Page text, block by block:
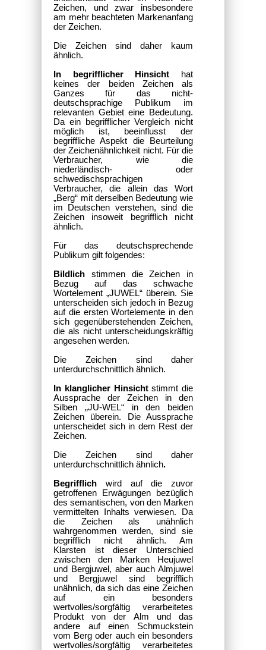
Zeichen, und zwar insbesondere
am mehr beachteten Markenanfang
der Zeichen.
Die Zeichen sind daher kaum
ähnlich.
In begrifflicher Hinsicht hat
keines der beiden Zeichen als
Ganzes für das nicht-
deutschsprachige Publikum im
relevanten Gebiet eine Bedeutung.
Da ein begrifflicher Vergleich nicht
möglich ist, beeinflusst der
begriffliche Aspekt die Beurteilung
der Zeichenähnlichkeit nicht. Für die
Verbraucher, wie die
niederländisch- oder
schwedischsprachigen
Verbraucher, die allein das Wort
„Berg“ mit derselben Bedeutung wie
im Deutschen verstehen, sind die
Zeichen insoweit begrifflich nicht
ähnlich.
Für das deutschsprechende
Publikum gilt folgendes:
Bildlich stimmen die Zeichen in
Bezug auf das schwache
Wortelement „JUWEL“ überein. Sie
unterscheiden sich jedoch in Bezug
auf die ersten Wortelemente in den
sich gegenüberstehenden Zeichen,
die als nicht unterscheidungskräftig
angesehen werden.
Die Zeichen sind daher
unterdurchschnittlich ähnlich.
In klanglicher Hinsichtstimmt die
Aussprache der Zeichen in den
Silben „JU-WEL“ in den beiden
Zeichen überein. Die Aussprache
unterscheidet sich in dem Rest der
Zeichen.
Die Zeichen sind daher
unterdurchschnittlich ähnlich.
Begrifflich wird auf die zuvor
getroffenen Erwägungen bezüglich
des semantischen, von den Marken
vermittelten Inhalts verwiesen. Da
die Zeichen als unähnlich
wahrgenommen werden, sind sie
begrifflich nicht ähnlich. Am
Klarsten ist dieser Unterschied
zwischen den Marken Heujuwel
und Bergjuwel, aber auch Almjuwel
und Bergjuwel sind begrifflich
unähnlich, da sich das eine Zeichen
auf ein besonders
wertvolles/sorgfältig verarbeitetes
Produkt von der Alm und das
andere auf einen Schmuckstein
vom Berg oder auch ein besonders
wertvolles/sorgfältig verarbeitetes